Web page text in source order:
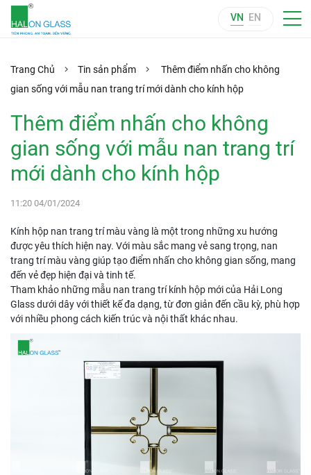
VN EN
Trang Chủ Tin sản phẩm
Thêm điểm nhấn cho không
gian sống với mẫu nan trang trí mới dành cho kính hộp
Thêm điểm nhấn cho không
gian sống với mẫu nan trang trí
mới dành cho kính hộp
11:20 04/01/2024
Kính hộp nan trang trí màu vàng là một trong những xu hướng
được yêu thích hiện nay. Với màu sắc mang vẻ sang trọng, nan
trang trí màu vàng giúp tạo điểm nhấn cho không gian sống, mang
đến vẻ đẹp hiện đại và tinh tế.
Tham khảo những mẫu nan trang trí kính hộp mới của Hải Long
Glass dưới dây với thiết kế đa dạng, từ đơn giản đến cầu kỳ, phù hợp
với nhiều phong cách kiến trúc và nội thất khác nhau.